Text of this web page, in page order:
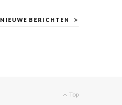
NIEUWE BERICHTEN
Top